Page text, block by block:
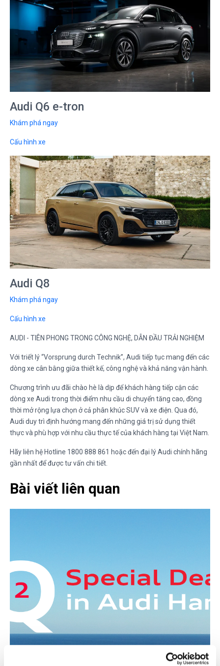
Audi Q6 e-tron
Khám phá ngay
Cấu hình xe
Audi Q8
Khám phá ngay
Cấu hình xe
AUDI - TIÊN PHONG TRONG CÔNG NGHỆ, DẪN ĐẦU TRẢI NGHIỆM
Với triết lý “Vorsprung durch Technik”, Audi tiếp tục mang đến các
dòng xe cân bằng giữa thiết kế, công nghệ và khả năng vận hành.
Chương trình ưu đãi chào hè là dịp để khách hàng tiếp cận các
dòng xe Audi trong thời điểm nhu cầu di chuyển tăng cao, đồng
thời mở rộng lựa chọn ở cả phân khúc SUV và xe điện. Qua đó,
Audi duy trì định hướng mang đến những giá trị sử dụng thiết
thực và phù hợp với nhu cầu thực tế của khách hàng tại Việt Nam.
Hãy liên hệ Hotline 1800 888 861 hoặc đến đại lý Audi chính hãng
gần nhất để được tư vấn chi tiết.
Bài viết liên quan